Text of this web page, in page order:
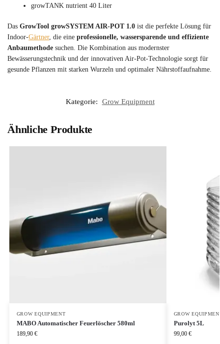
growTANK nutrient 40 Liter
Das GrowTool growSYSTEM AIR-POT 1.0 ist die perfekte Lösung für
Indoor-Gärtner, die eine professionelle, wassersparende und effiziente
Anbaumethode suchen. Die Kombination aus modernster
Bewässerungstechnik und der innovativen Air-Pot-Technologie sorgt für
gesunde Pflanzen mit starken Wurzeln und optimaler Nährstoffaufnahme.
Kategorie: Grow Equipment
Ähnliche Produkte
GROW EQUIPMENT
MABO Automatischer Feuerlöscher 580ml
189,90 €
GROW
Purolyt 5L
99,00 €